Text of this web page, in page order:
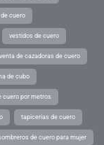
cuero
vestidos de cuero
venta de cazadoras de cuero
de cubo
cuero por metros
tapicerias de cuero
de cuero para mujer